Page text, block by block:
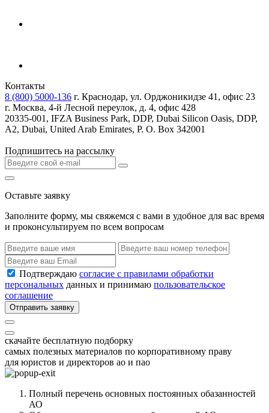
Контакты
8 (800) 5000-136 г. Краснодар, ул. Орджоникидзе 41, офис 23
г. Москва, 4-й Лесной переулок, д. 4, офис 428
20335-001, IFZA Business Park, DDP, Dubai Silicon Oasis, DDP,
A2, Dubai, United Arab Emirates, P. O. Box 342001
Подпишитесь на рассылку
Оставьте заявку
Заполните форму, мы свяжемся с вами в удобное для вас время
и проконсультируем по всем вопросам
Подтверждаю согласие с правилами обработки
персональных данных и принимаю пользовательское
соглашение
Отправить заявку
скачайте бесплатную подборку
самых полезных материалов по корпоративному праву
для юристов и директоров ао и пао
Полный перечень основных постоянных обазанностей
АО